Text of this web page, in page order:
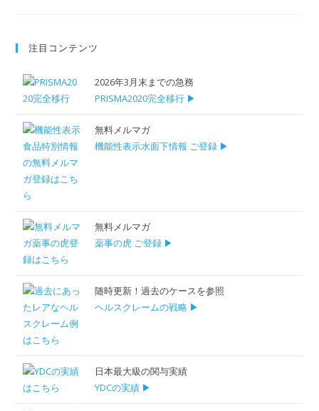
注目コンテンツ
2026年3月末までの急務
PRISMA2020完全移行 ▶
無料メルマガ
機能性表示水面下情報 ご登録 ▶
無料メルマガ
薬事の虎 ご登録 ▶
随時更新！過去のケースを参照
ヘルスクレームの戦略 ▶
日本最大級の関与実績
YDCの実績 ▶